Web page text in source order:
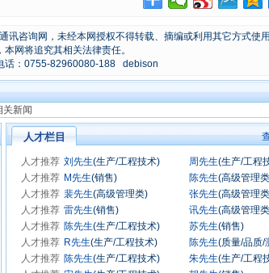
讯咨询网，未经本网授权不得转载、摘编或利用其它方式使
网将追究其相关法律责任。
话：0755-82960080-188 debison
关新闻